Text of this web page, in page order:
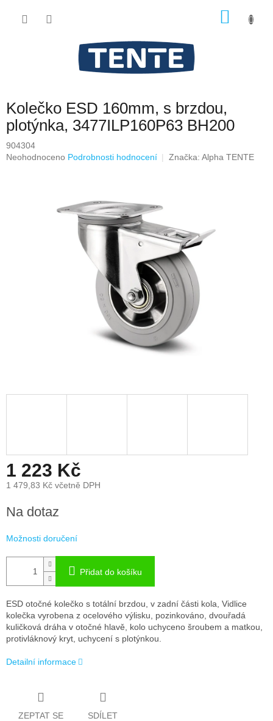
Kolečko ESD 160mm, s brzdou,
plotýnka, 3477ILP160P63 BH200
904304
Průměrné
Neohodnoceno Podrobnosti hodnocení Značka: Alpha TENTE
1 223 Kč
1 479,83 Kč včetně DPH
cena:
Na dotaz
Možnosti doručení
Přidat do košíku
ESD otočné kolečko s totální brzdou, v zadní části kola, Vidlice
kolečka vyrobena z ocelového výlisku, pozinkováno, dvouřadá
kuličková dráha v otočné hlavě, kolo uchyceno šroubem a matkou,
protivláknový kryt, uchycení s plotýnkou.
Detailní informace
ZEPTAT SE SDÍLET